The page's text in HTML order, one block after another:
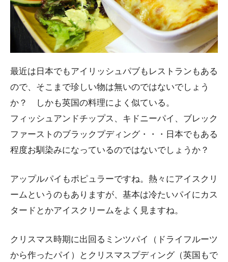
最近は日本でもアイリッシュパブもレストランもある
ので、そこまで珍しい物は無いのではないでしょう
か？ しかも英国の料理によく似ている。
フィッシュアンドチップス、キドニーパイ、ブレック
ファーストのブラックプディング・・・日本でもある
程度お馴染みになっているのではないでしょうか？
アップルパイもポピュラーですね。熱々にアイスクリ
ームというのもありますが、基本は冷たいパイにカス
タードとかアイスクリームをよく見ますね。
クリスマス時期に出回るミンツパイ（ドライフルーツ
から作ったパイ）とクリスマスプディング（英国もで